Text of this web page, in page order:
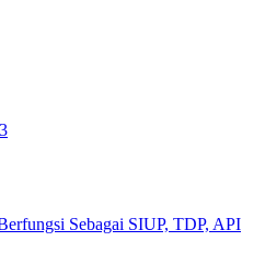
Sebagai SIUP, TDP, API